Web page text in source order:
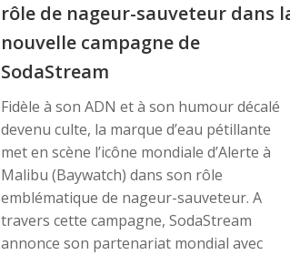
rôle de nageur-sauveteur dans
nouvelle campagne de
SodaStream
Fidèle à son ADN et à son humour décalé
devenu culte, la marque d’eau pétillante
met en scène l’icône mondiale d’Alerte à
Malibu (Baywatch) dans son rôle
emblématique de nageur-sauveteur. A
travers cette campagne, SodaStream
annonce son partenariat mondial avec